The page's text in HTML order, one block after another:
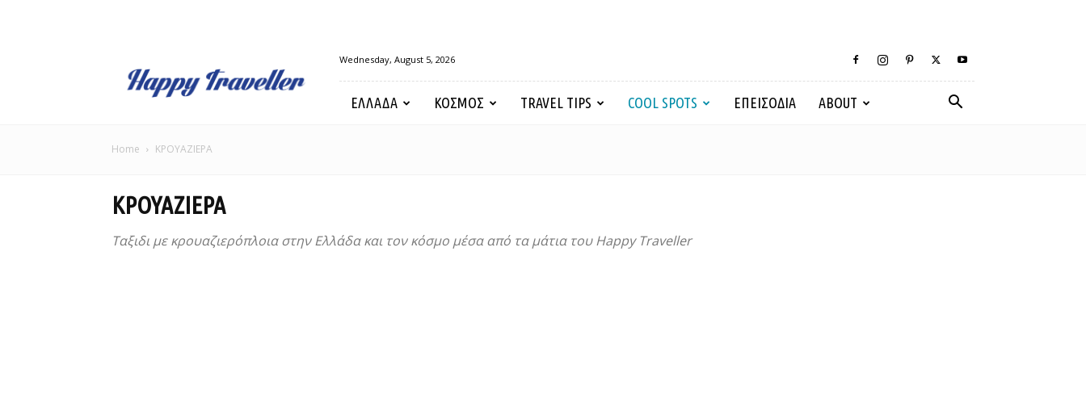
Traveller
Wednesday, August 5, 2026
ΕΛΛΑΔΑ ΚΟΣΜΟΣ TRAVEL TIPS COOL SPOTS ΕΠΕΙΣΟΔΙΑ ABOUT
Home ΚΡΟΥΑΖΙΕΡΑ
ΚΡΟΥΑΖΙΕΡΑ
Ταξιδι με κρουαζιερόπλοια στην Ελλάδα και τον κόσμο μέσα από τα μάτια του Happy Traveller